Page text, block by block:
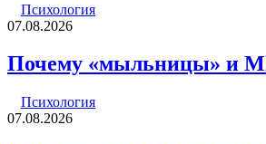
Психология
07.08.2026
Почему «мыльницы» и
Психология
07.08.2026